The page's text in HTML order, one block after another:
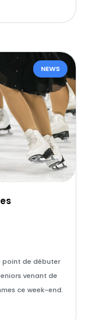
NEWS
point de débuter
venant de
ce week-end.